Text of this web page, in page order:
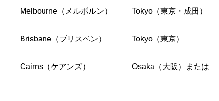
Melbourne（メルボルン） Tokyo（東京・成田）
Brisbane（ブリスベン） Tokyo（東京）
Cairns（ケアンズ） Osaka（大阪）または